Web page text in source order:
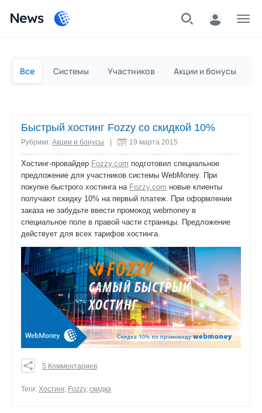
News
Все Системы Участников Акции и бонусы
Быстрый хостинг Fozzy со скидкой 10%
Рубрики: Акции и бонусы 19 марта 2015
Хостинг-провайдер Fozzy.com подготовил специальное
предложение для участников системы WebMoney. При
покупке быстрого хостинга на Fozzy.com новые клиенты
получают скидку 10% на первый платеж. При оформлении
заказа не забудьте ввести промокод webmoney в
специальное поле в правой части страницы. Предложение
действует для всех тарифов хостинга.
0
5 Комментариев
Теги: Хостинг, Fozzy, скидка